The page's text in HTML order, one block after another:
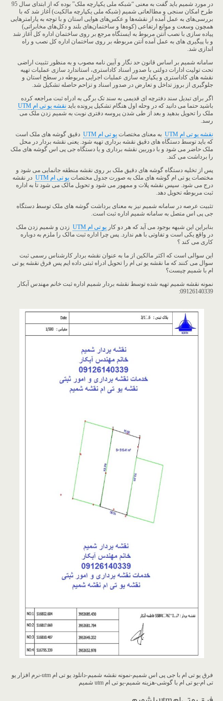
در مورد شمیم باید گفت به معنی “شبکه ملی یکپارچه ملک” بوده که از ابتدای سال 95
طرح امکان سنجی و مطالعاتی شمیم (شبکه ملی یکپارچه مالکیت) آغاز شد که با
بررسی‌های به عمل آمده از نقشه‌ها و عکس‌های هوایی استان و با توجه به پارامترهایی
همچون وسعت و موانع ارتفاعی (کوه‌ها و ساختمان‌های بلند و دکل‌های مخابراتی)
پیاده سازی با نصب آنتن مربوط به ایستگاه مرجع بر روی ساختمان اداره کل آغاز شد
و با پیگیری های به عمل آمده آنتن مربوطه بر روی ساختمان اداره کل نصب و راه
اندازی شد.
سامانه شمیم بر اساس قانون حد نگار و آیین نامه مصوب و به منظور تثبیت اراضی
تحت تولیت ادارات دولتی با صدور اسناد کاداستری، استاندارد سازی عملیات تهیه
نقشه های کاداستری و یکپارچه سازی عملیات اجرایی مربوطه در سطح استان و
جلوگیری از بروز تداخل و تعارض در صدور اسناد و تزاحم حاصله تشکیل شد.
اگر برای تبدیل سند دفترچه ای قدیمی به سند تک برگی به ادراه ثبت مراجعه کرده
باشید حتما می دانید که در وحله اول هنگام تشکیل پرونده باید نقشه یو تی ام UTM
ملک را تحویل بدهید و بعد از طی شدن پروسه دفتری نوبت به شمیم زدن ملک می
رسد.
نقشه یو تی ام UTM
به معنای مختصات یو تی ام UTM
دقیق گوشه های ملک است
که باید توسط دستگاه های دقیق نقشه برداری تهیه شود. یعنی نقشه بردار در محل
ملک حاضر می شود و با دوربین نقشه برداری و یا دستگاه جی پی اس گوشه های ملک
را برداشت می کند.
پس از تخلیه دستگاه گوشه های دقیق ملک بر روی نقشه منطقه جانمایی می شود و
مختصات یو تی ام گوشه های ملک به صورت جدول مختصات یو تی ام UTM
در نقشه
درج می شود. سپس نقشه پلات و ممهور می شود و تحویل مالک می شود تا به اداره
ثبت مربوطه تحویل دهد.
تثبیت عرصه در سامانه شمیم نیز به معنای برداشت گوشه های ملک توسط دستگاه
جی پی اس متصل به سامانه شمیم اداره ثبت است.
بنابراین این شبهه بوجود می آید که هر دو کار یو تی ام UTM زدن و شمیم زدن ملک
در واقع یکی است و تفاوتی با هم ندارد. پس چرا اداره ثبت مالک را ملزم به دوباره
کاری می کند ؟
این سوالی است که اکثر مالکین از ما به عنوان نقشه بردار کارشناس رسمی ثبت
سوال می کنند که ما نقشه یو تی ام را تحویل ادراه ثبتی داده ایم پس فرق نقشه یو تی
ام با شمیم چیست؟
نمونه نقشه شمیم تهیه شده توسط نقشه بردار شمیم اداره ثبت خانم مهندس آبکار
09126140339:
فرق یو تی ام با جی پی اس شمیم-نمونه نقشه شمیم-دانلود یو تی ام utm-نرم افزار یو
تی ام-یو تی ام با گوشی-هزینه شمیم-یو تی ام utm شمیم